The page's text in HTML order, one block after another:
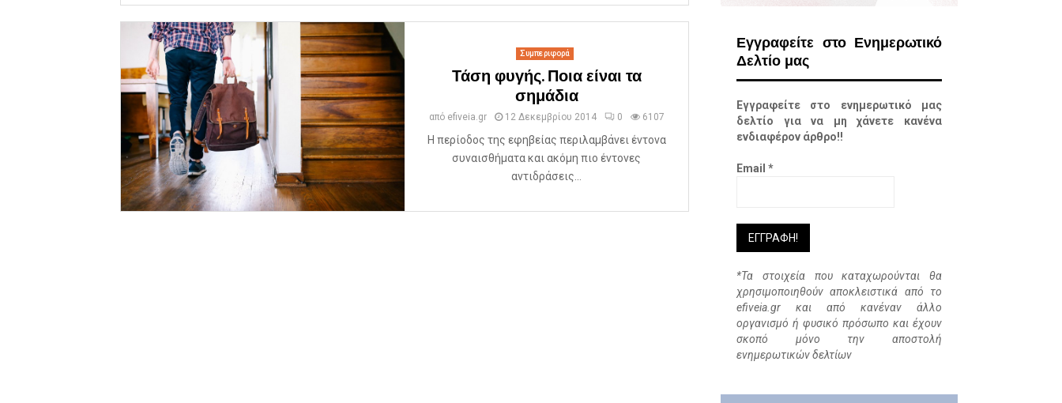
Συμπεριφορά
Τάση φυγής. Ποια είναι τα
σημάδια
από efiveia.gr 12 Δεκεμβρίου 2014 0 6107
Η περίοδος της εφηβείας περιλαμβάνει έντονα
συναισθήματα και ακόμη πιο έντονες
αντιδράσεις...
Εγγραφείτε στο Ενημερωτικό
Δελτίο μας
Εγγραφείτε στο ενημερωτικό μας
δελτίο για να μη χάνετε κανένα
ενδιαφέρον άρθρο!!
Email *
*Τα στοιχεία που καταχωρούνται θα
χρησιμοποιηθούν αποκλειστικά από το
efiveia.gr και από κανέναν άλλο
οργανισμό ή φυσικό πρόσωπο και έχουν
σκοπό μόνο την αποστολή
ενημερωτικών δελτίων